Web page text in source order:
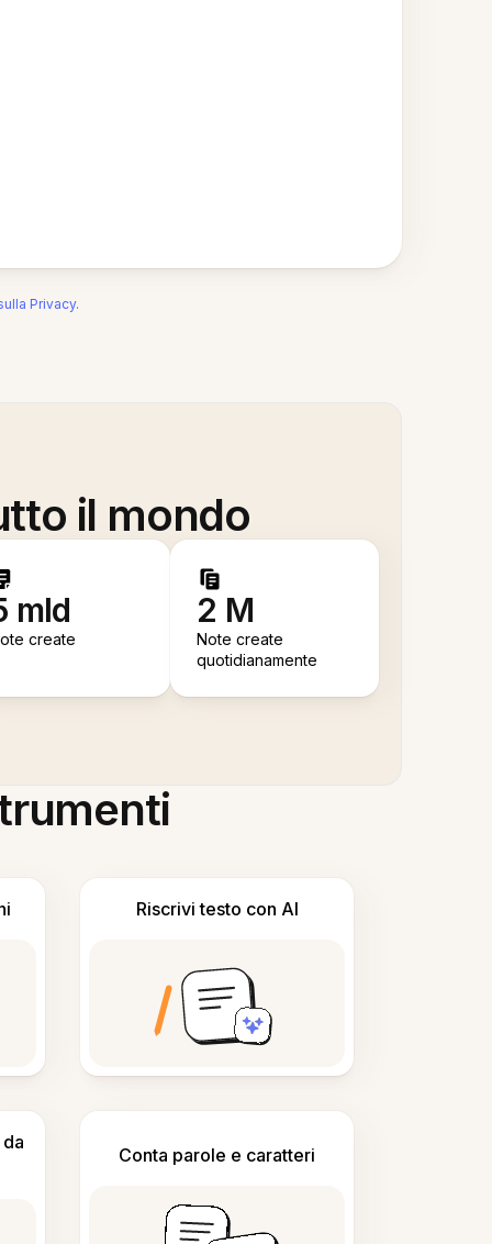
Privacy.
il mondo
mld
create
2 M
Note create
quotidianamente
Riscrivi testo con AI
Conta parole e caratteri